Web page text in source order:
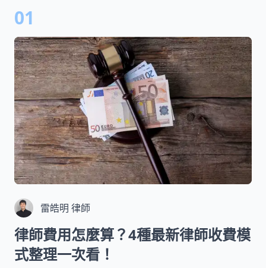
01
雷皓明 律師
律師費用怎麼算？4種最新律師收費模
式整理一次看！